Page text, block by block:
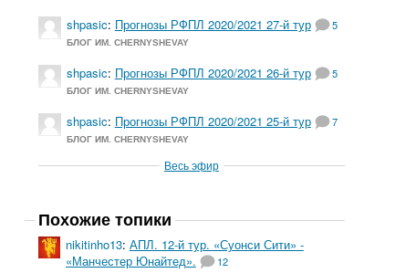
shpasic: Прогнозы РФПЛ 2020/2021 27-й тур 5
БЛОГ ИМ. CHERNYSHEVAY
shpasic: Прогнозы РФПЛ 2020/2021 26-й тур 5
БЛОГ ИМ. CHERNYSHEVAY
shpasic: Прогнозы РФПЛ 2020/2021 25-й тур 7
БЛОГ ИМ. CHERNYSHEVAY
Весь эфир
Похожие топики
nikitinho13: АПЛ. 12-й тур. «Суонси Сити» -
«Манчестер Юнайтед».
12